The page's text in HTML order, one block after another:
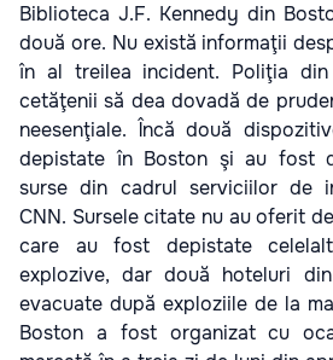
Biblioteca J.F. Kennedy din
două ore. Nu există informaţii
în al treilea incident. Poliţia
cetăţenii să dea dovadă de
neesenţiale. Încă două
depistate în Boston şi au fost
surse din cadrul serviciilor de
CNN. Sursele citate nu au oferit
care au fost depistate
explozive, dar două hoteluri
evacuate după exploziile de la
Boston a fost organizat cu